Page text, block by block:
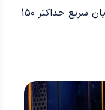
مجموعه باتری کادیلاک اوپتیک از جریان سریع حداکثر 150